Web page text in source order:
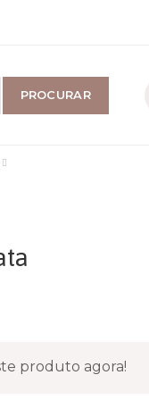
PROCURAR
produto agora!